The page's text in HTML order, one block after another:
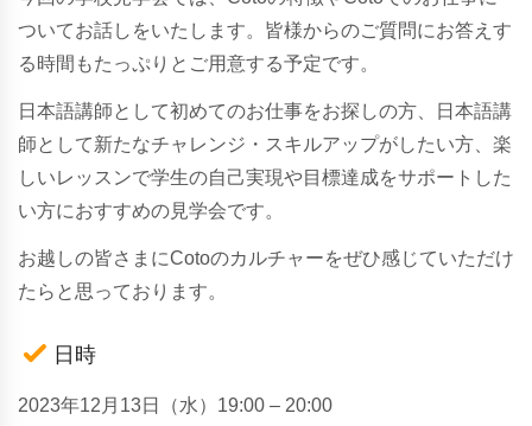
ついてお話しをいたします。皆様からのご質問にお答えす
る時間もたっぷりとご用意する予定です。
日本語講師として初めてのお仕事をお探しの方、日本語講
師として新たなチャレンジ・スキルアップがしたい方、楽
しいレッスンで学生の自己実現や目標達成をサポートした
い方におすすめの見学会です。
お越しの皆さまにCotoのカルチャーをぜひ感じていただけ
たらと思っております。
日時
2023年12月13日（水）19:00 – 20:00